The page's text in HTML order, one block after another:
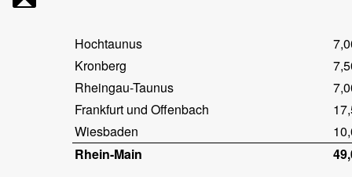
Hochtaunus
Kronberg
Rheingau-Taunus
Frankfurt und Offenbach
Wiesbaden
Rhein-Main